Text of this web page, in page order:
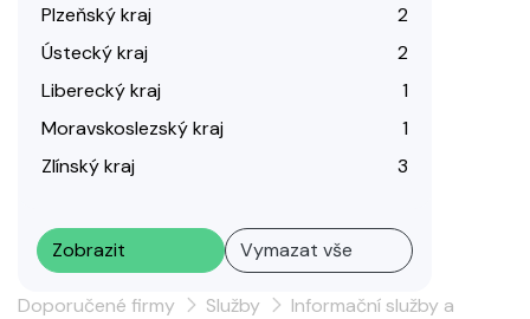
Plzeňský kraj
2
Ústecký kraj
2
Liberecký kraj
1
Moravskoslezský kraj
1
Zlínský kraj
3
Zobrazit Vymazat vše
Doporučené firmy Služby
Informační služby a